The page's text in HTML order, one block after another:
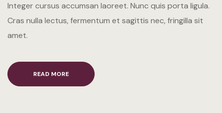
Integer cursus accumsan laoreet. Nunc quis porta ligula.
Cras nulla lectus, fermentum et sagittis nec, fringilla sit
amet.
READ MORE